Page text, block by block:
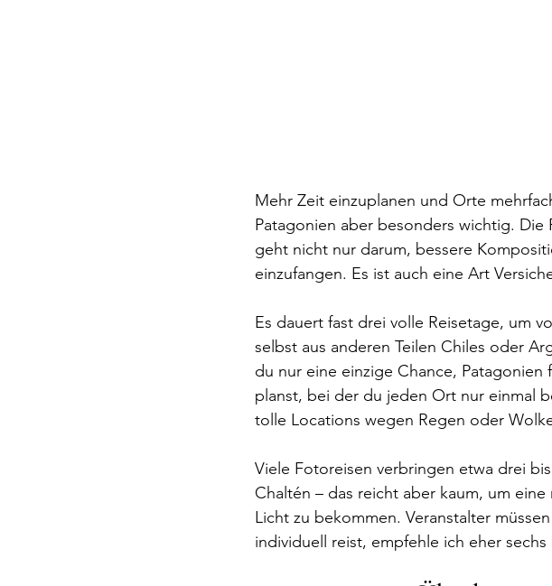
Mehr Zeit einzuplanen und Orte
Patagonien aber besonders wichtig.
geht nicht nur darum, bessere
einzufangen. Es ist auch eine Art
Es dauert fast drei volle Reisetage, um
selbst aus anderen Teilen Chiles oder
du nur eine einzige Chance,
planst, bei der du jeden Ort nur einmal
tolle Locations wegen Regen oder
Viele Fotoreisen verbringen etwa drei
Chaltén – das reicht aber kaum, um
Licht zu bekommen. Veranstalter
individuell reist, empfehle ich eher